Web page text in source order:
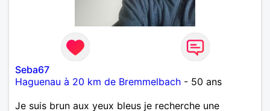
Seba67
Haguenau à 20 km de Bremmelbach - 50 ans
Je suis brun aux yeux bleus je recherche une